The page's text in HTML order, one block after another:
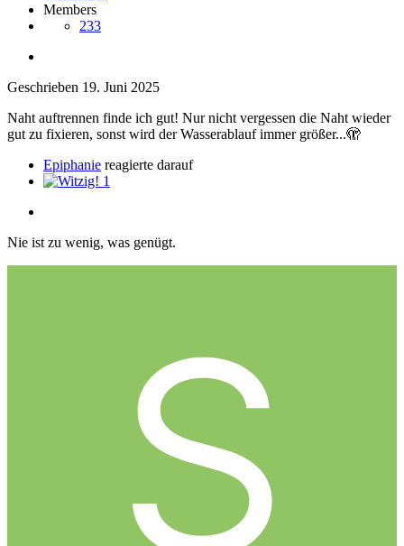
Members
233
Geschrieben 19. Juni 2025
Naht auftrennen finde ich gut! Nur nicht vergessen die Naht wieder
gut zu fixieren, sonst wird der Wasserablauf immer größer...🫣
Epiphanie reagierte darauf
1
Nie ist zu wenig, was genügt.